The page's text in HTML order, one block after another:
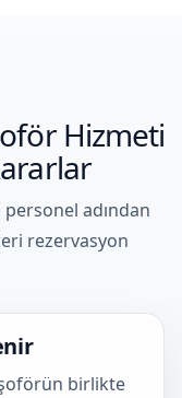
Hizmeti
adından
rezervasyon
şoförün birlikte